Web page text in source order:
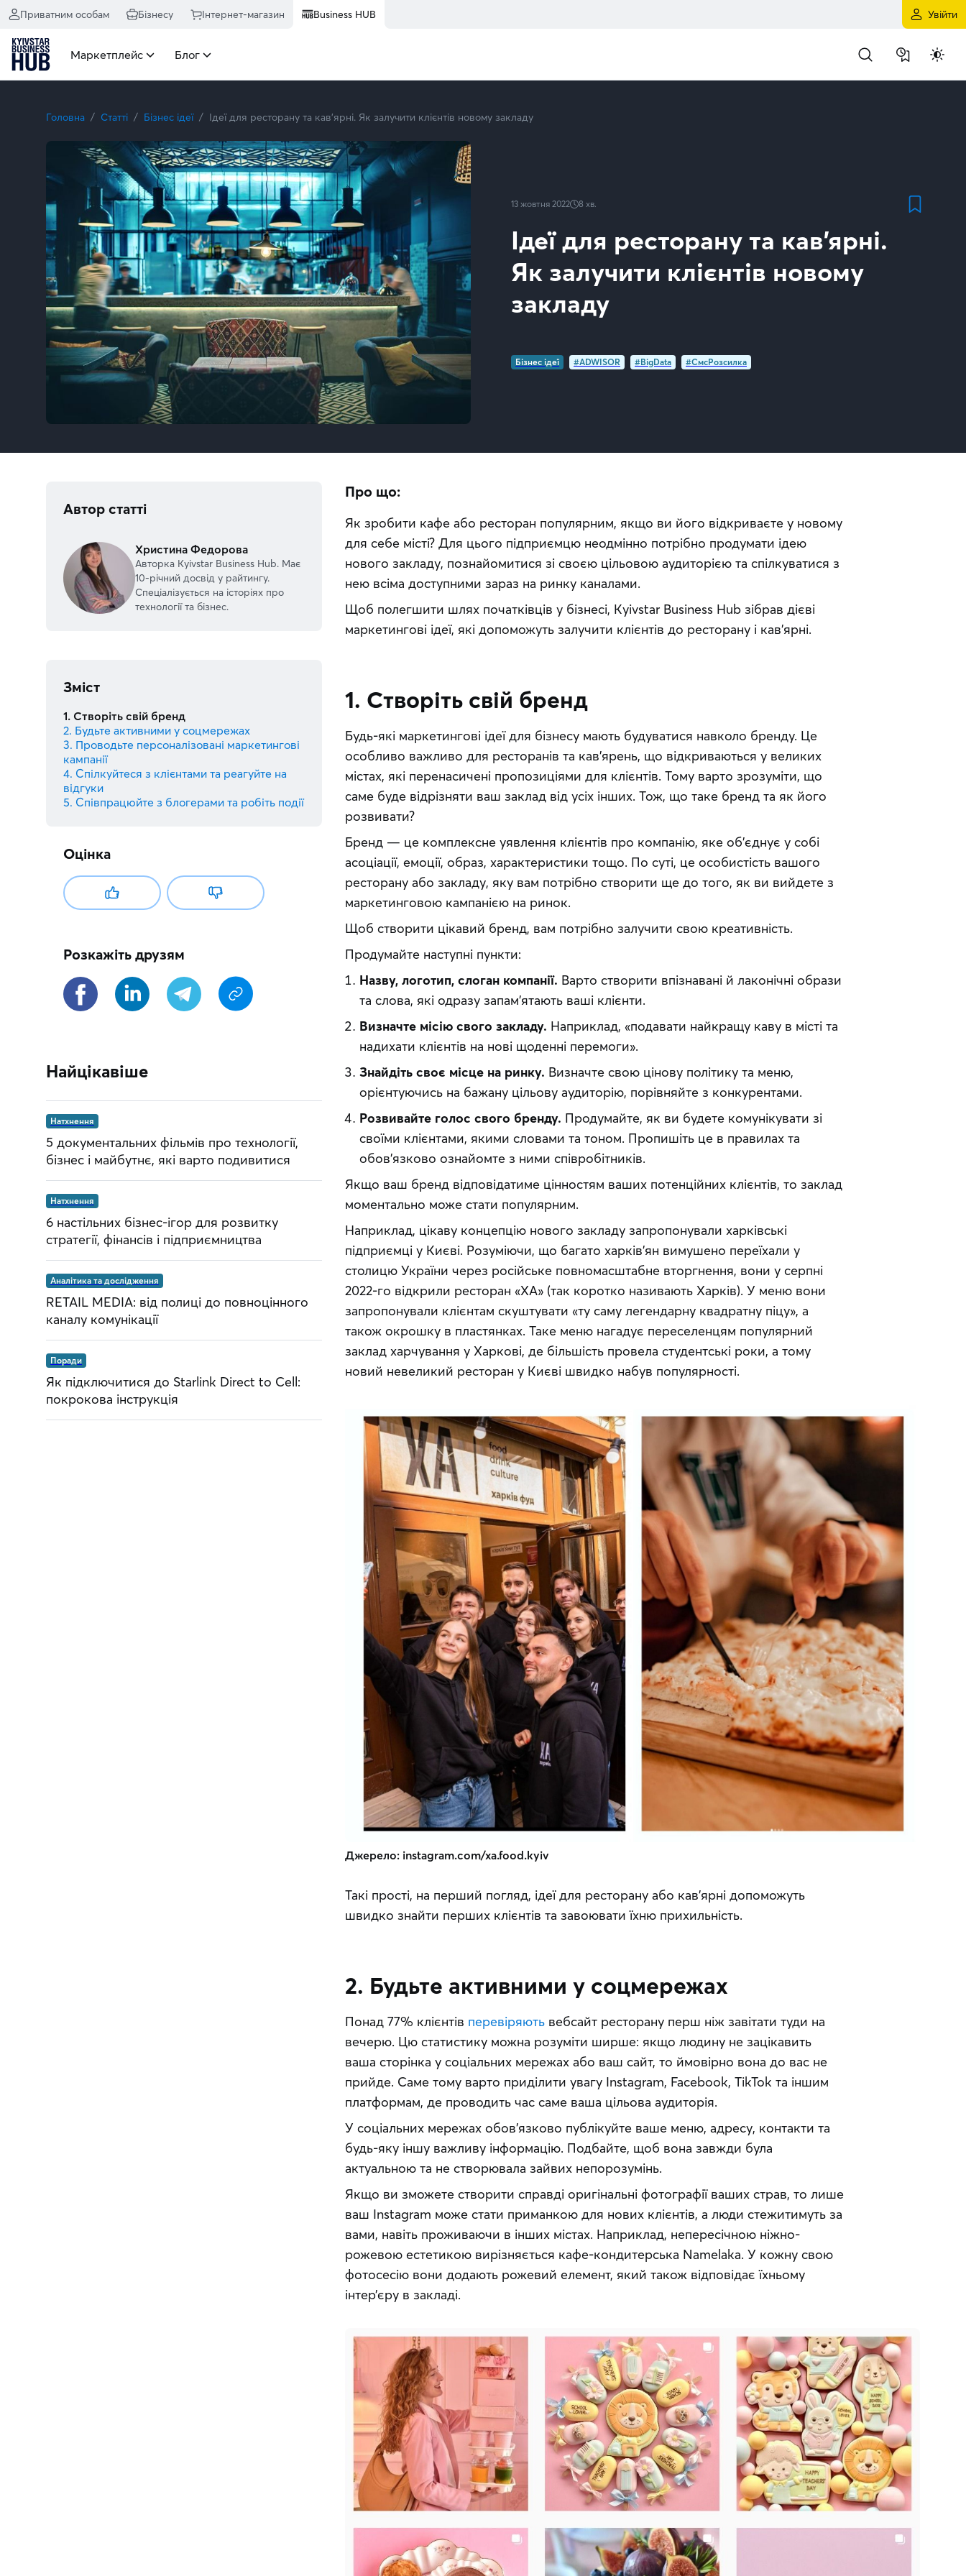
Приватним особам Бізнесу Інтернет-магазин Business HUB Увійти
Маркетплейс Блог
Головна Статті Бізнес ідеї Ідеї для ресторану та кав’ярні. Як залучити клієнтів новому закладу
13 жовтня 2022 8 хв.
Ідеї для ресторану та кав’ярні.
Як залучити клієнтів новому
закладу
Бізнес ідеї #ADWISOR #BigData #СмсРозсилка
Про що:
Як зробити кафе або ресторан популярним, якщо ви його відкриваєте у новому
для себе місті? Для цього підприємцю неодмінно потрібно продумати ідею
нового закладу, познайомитися зі своєю цільовою аудиторією та спілкуватися з
нею всіма доступними зараз на ринку каналами.
Щоб полегшити шлях початківців у бізнесі, Kyivstar Business Hub зібрав дієві
маркетингові ідеї, які допоможуть залучити клієнтів до ресторану і кав’ярні.
1. Створіть свій бренд
Будь-які маркетингові ідеї для бізнесу мають будуватися навколо бренду. Це
особливо важливо для ресторанів та кав’ярень, що відкриваються у великих
містах, які перенасичені пропозиціями для клієнтів. Тому варто зрозуміти, що
саме буде відрізняти ваш заклад від усіх інших. Тож, що таке бренд та як його
розвивати?
Бренд — це комплексне уявлення клієнтів про компанію, яке об’єднує у собі
асоціації, емоції, образ, характеристики тощо. По суті, це особистість вашого
ресторану або закладу, яку вам потрібно створити ще до того, як ви вийдете з
маркетинговою кампанією на ринок.
Щоб створити цікавий бренд, вам потрібно залучити свою креативність.
Продумайте наступні пункти:
Назву, логотип, слоган компанії. Варто створити впізнавані й лаконічні образи
та слова, які одразу запам’ятають ваші клієнти.
Визначте місію свого закладу. Наприклад, «подавати найкращу каву в місті та
надихати клієнтів на нові щоденні перемоги».
Знайдіть своє місце на ринку. Визначте свою цінову політику та меню,
орієнтуючись на бажану цільову аудиторію, порівняйте з конкурентами.
Розвивайте голос свого бренду. Продумайте, як ви будете комунікувати зі
своїми клієнтами, якими словами та тоном. Пропишіть це в правилах та
обов’язково ознайомте з ними співробітників.
Якщо ваш бренд відповідатиме цінностям ваших потенційних клієнтів, то заклад
моментально може стати популярним.
Наприклад, цікаву концепцію нового закладу запропонували харківські
підприємці у Києві. Розуміючи, що багато харків’ян вимушено переїхали у
столицю України через російське повномасштабне вторгнення, вони у серпні
2022-го відкрили ресторан «ХА» (так коротко називають Харків). У меню вони
запропонували клієнтам скуштувати «ту саму легендарну квадратну піцу», а
також окрошку в пластянках. Таке меню нагадує переселенцям популярний
заклад харчування у Харкові, де більшість провела студентські роки, а тому
новий невеликий ресторан у Києві швидко набув популярності.
Джерело: instagram.com/xa.food.kyiv
Такі прості, на перший погляд, ідеї для ресторану або кав’ярні допоможуть
швидко знайти перших клієнтів та завоювати їхню прихильність.
2. Будьте активними у соцмережах
Понад 77% клієнтів перевіряють вебсайт ресторану перш ніж завітати туди на
вечерю. Цю статистику можна розуміти ширше: якщо людину не зацікавить
ваша сторінка у соціальних мережах або ваш сайт, то ймовірно вона до вас не
прийде. Саме тому варто приділити увагу Instagram, Facebook, TikTok та іншим
платформам, де проводить час саме ваша цільова аудиторія.
У соціальних мережах обов’язково публікуйте ваше меню, адресу, контакти та
будь-яку іншу важливу інформацію. Подбайте, щоб вона завжди була
актуальною та не створювала зайвих непорозумінь.
Якщо ви зможете створити справді оригінальні фотографії ваших страв, то лише
ваш Instagram може стати приманкою для нових клієнтів, а люди стежитимуть за
вами, навіть проживаючи в інших містах. Наприклад, непересічною ніжно-
рожевою естетикою вирізняється кафе-кондитерська Namelaka. У кожну свою
фотосесію вони додають рожевий елемент, який також відповідає їхньому
інтер’єру в закладі.
Автор статті
Христина Федорова
Авторка Kyivstar Business Hub. Має
10-річний досвід у райтингу.
Спеціалізується на історіях про
технології та бізнес.
Зміст
1. Створіть свій бренд
2. Будьте активними у соцмережах
3. Проводьте персоналізовані маркетингові
кампанії
4. Спілкуйтеся з клієнтами та реагуйте на
відгуки
5. Співпрацюйте з блогерами та робіть події
Оцінка
Розкажіть друзям
Найцікавіше
Натхнення
5 документальних фільмів про технології,
бізнес і майбутнє, які варто подивитися
Натхнення
6 настільних бізнес-ігор для розвитку
стратегії, фінансів і підприємництва
Аналітика та дослідження
RETAIL MEDIA: від полиці до повноцінного
каналу комунікації
Поради
Як підключитися до Starlink Direct to Cell:
покрокова інструкція